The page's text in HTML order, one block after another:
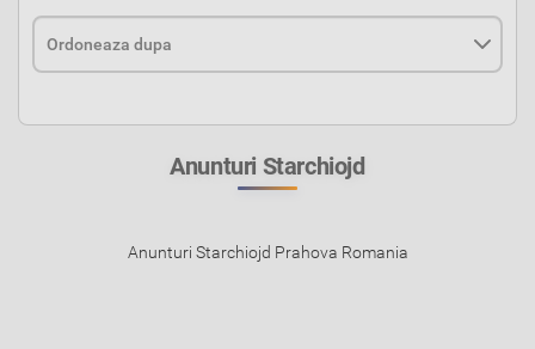
Anunturi Starchiojd
Anunturi Starchiojd Prahova Romania